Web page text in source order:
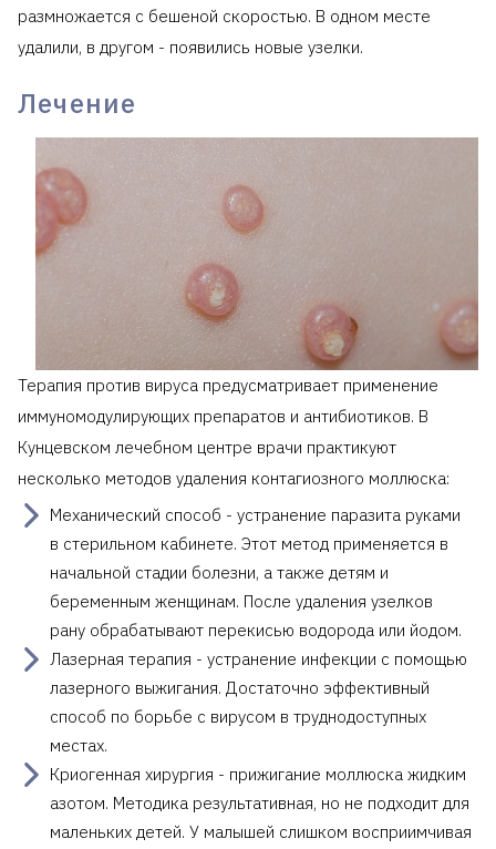
размножается с бешеной скоростью. В одном месте
удалили, в другом - появились новые узелки.
Лечение
Терапия против вируса предусматривает применение
иммуномодулирующих препаратов и антибиотиков. В
Кунцевском лечебном центре врачи практикуют
несколько методов удаления контагиозного моллюска:
Механический способ - устранение паразита руками
в стерильном кабинете. Этот метод применяется в
начальной стадии болезни, а также детям и
беременным женщинам. После удаления узелков
рану обрабатывают перекисью водорода или йодом.
Лазерная терапия - устранение инфекции с помощью
лазерного выжигания. Достаточно эффективный
способ по борьбе с вирусом в труднодоступных
местах.
Криогенная хирургия - прижигание моллюска жидким
азотом. Методика результативная, но не подходит для
маленьких детей. У малышей слишком восприимчивая